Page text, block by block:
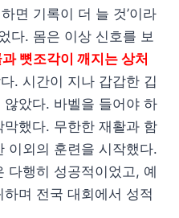
면 기록이 더 늘 것’이라
다. 몸은 이상 신호를 보
뼛조각이 깨지는 상처
. 시간이 지나 갑갑한 깁
았다. 바벨을 들어야 하
했다. 무한한 재활과 함
이외의 훈련을 시작했다.
다행히 성공적이었고, 예
며 전국 대회에서 성적